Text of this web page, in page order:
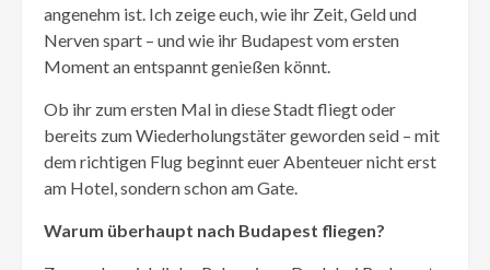
angenehm ist. Ich zeige euch, wie ihr Zeit, Geld und
Nerven spart – und wie ihr Budapest vom ersten
Moment an entspannt genießen könnt.
Ob ihr zum ersten Mal in diese Stadt fliegt oder
bereits zum Wiederholungstäter geworden seid – mit
dem richtigen Flug beginnt euer Abenteuer nicht erst
am Hotel, sondern schon am Gate.
Warum überhaupt nach Budapest fliegen?